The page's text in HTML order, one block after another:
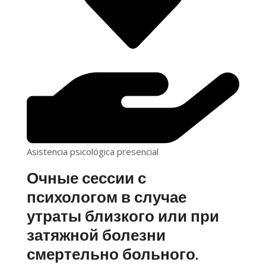
Asistencia psicológica presencial
Очные сессии с
психологом в случае
утраты близкого или при
затяжной болезни
смертельно больного.